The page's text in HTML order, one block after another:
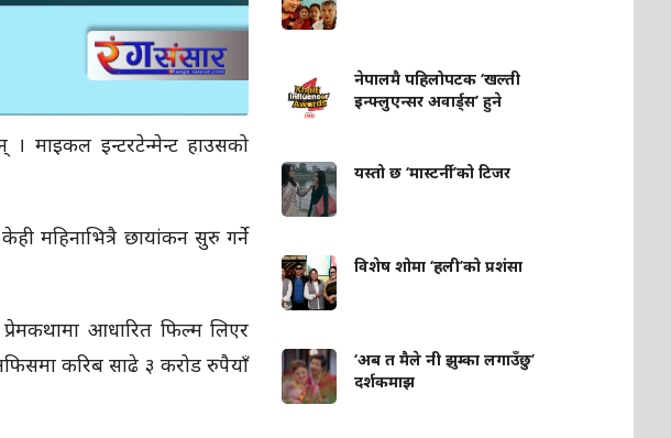
माइकल इन्टरटेन्मेन्ट हाउसको
महिनाभित्रै छायांकन सुरु गर्ने
आधारित फिल्म लिएर
करिब साढे ३ करोड रुपैयाँ
नेपालमै पहिलोपटक ‘खल्ती
इन्फ्लुएन्सर अवार्ड्स’ हुने
यस्तो छ ‘मास्टर्नी’को टिजर
विशेष शोमा ‘हली’को प्रशंसा
‘अब त मैले नी झुम्का लगाउँछु’
दर्शकमाझ